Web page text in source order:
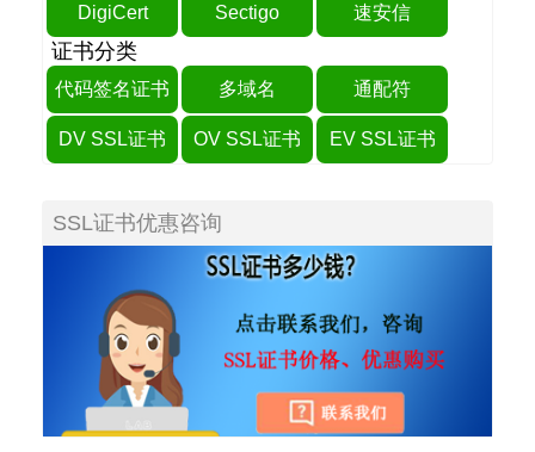
DigiCert Sectigo 速安信
证书分类
代码签名证书 多域名 通配符
DV SSL证书 OV SSL证书 EV SSL证书
SSL证书优惠咨询